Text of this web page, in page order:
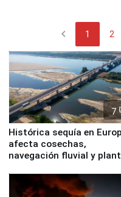
chevron_left 1 2
7
Histórica sequía en
afecta cosechas,
navegación fluvial y